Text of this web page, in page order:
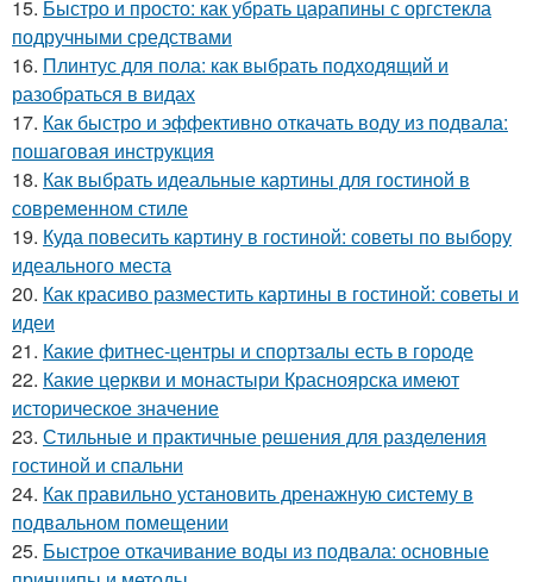
15. Быстро и просто: как убрать царапины с оргстекла
подручными средствами
16. Плинтус для пола: как выбрать подходящий и
разобраться в видах
17. Как быстро и эффективно откачать воду из подвала:
пошаговая инструкция
18. Как выбрать идеальные картины для гостиной в
современном стиле
19. Куда повесить картину в гостиной: советы по выбору
идеального места
20. Как красиво разместить картины в гостиной: советы и
идеи
21. Какие фитнес-центры и спортзалы есть в городе
22. Какие церкви и монастыри Красноярска имеют
историческое значение
23. Стильные и практичные решения для разделения
гостиной и спальни
24. Как правильно установить дренажную систему в
подвальном помещении
25. Быстрое откачивание воды из подвала: основные